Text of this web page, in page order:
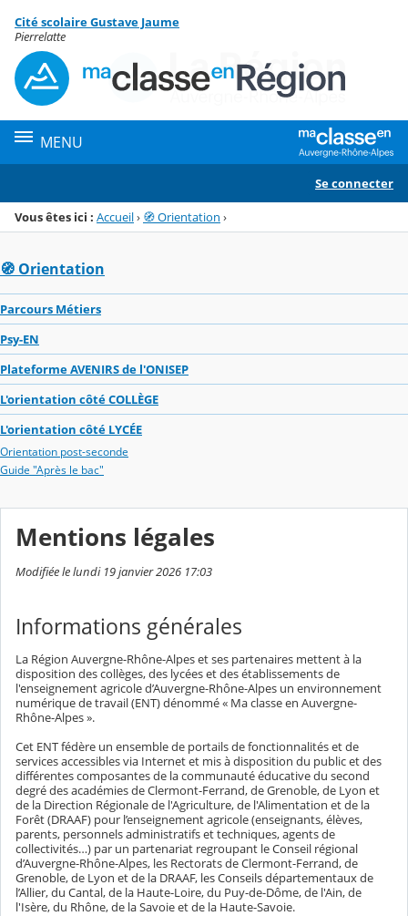
Menu de la rubrique
Contenu
Cité scolaire Gustave Jaume
Pierrelatte
MENU
Se connecter
Vous êtes ici : Accueil› 🧭 Orientation ›
🧭 Orientation
Parcours Métiers
Psy-EN
Plateforme AVENIRS de l'ONISEP
L'orientation côté COLLÈGE
L'orientation côté LYCÉE
Orientation post-seconde
Guide "Après le bac"
Mentions légales
Modifiée le lundi 19 janvier 2026 17:03
Informations générales
La Région Auvergne-Rhône-Alpes et ses partenaires mettent à la
disposition des collèges, des lycées et des établissements de
l'enseignement agricole d’Auvergne-Rhône-Alpes un environnement
numérique de travail (ENT) dénommé « Ma classe en Auvergne-
Rhône-Alpes ».
Cet ENT fédère un ensemble de portails de fonctionnalités et de
services accessibles via Internet et mis à disposition du public et des
différentes composantes de la communauté éducative du second
degré des académies de Clermont-Ferrand, de Grenoble, de Lyon et
de la Direction Régionale de l'Agriculture, de l'Alimentation et de la
Forêt (DRAAF) pour l’enseignement agricole (enseignants, élèves,
parents, personnels administratifs et techniques, agents de
collectivités…) par un partenariat regroupant le Conseil régional
d’Auvergne-Rhône-Alpes, les Rectorats de Clermont-Ferrand, de
Grenoble, de Lyon et de la DRAAF, les Conseils départementaux de
l’Allier, du Cantal, de la Haute-Loire, du Puy-de-Dôme, de l'Ain, de
l'Isère, du Rhône, de la Savoie et de la Haute-Savoie.